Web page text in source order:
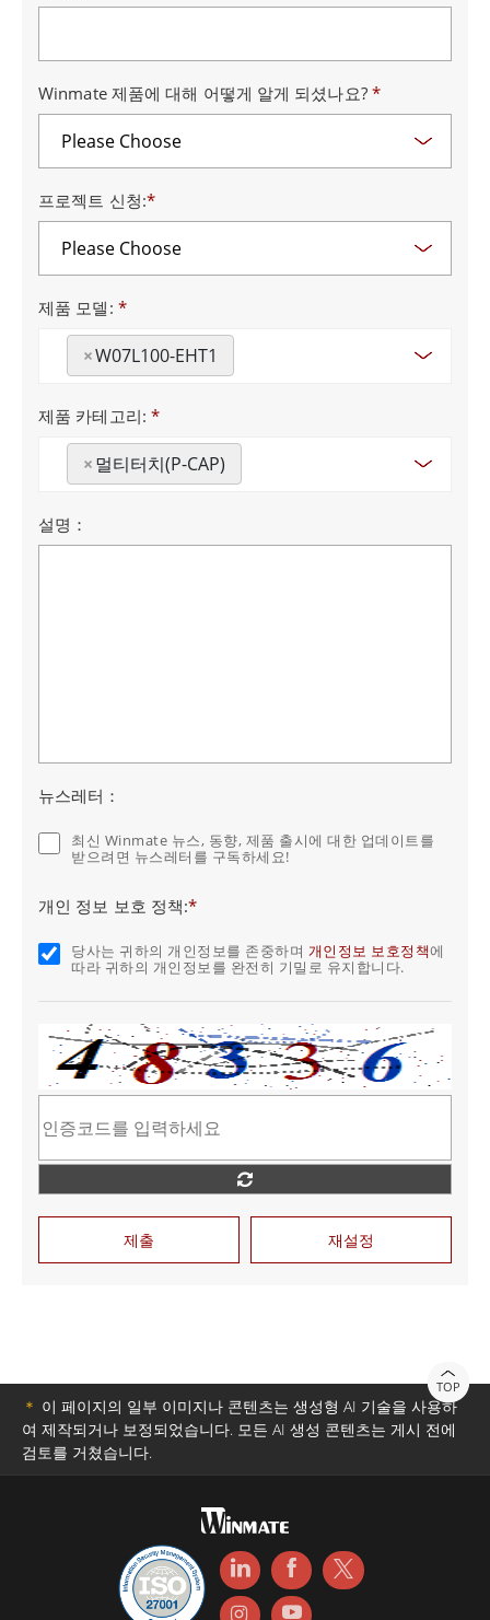
Winmate 제품에 대해 어떻게 알게 되셨나요? *
프로젝트 신청:*
제품 모델: *
×W07L100-EHT1
제품 카테고리: *
×멀티터치(P-CAP)
설명：
뉴스레터：
최신 Winmate 뉴스, 동향, 제품 출시에 대한 업데이트를
받으려면 뉴스레터를 구독하세요!
개인 정보 보호 정책:*
당사는 귀하의 개인정보를 존중하며 개인정보 보호정책에
따라 귀하의 개인정보를 완전히 기밀로 유지합니다.
제출 재설정
TOP
＊ 이 페이지의 일부 이미지나 콘텐츠는 생성형 AI 기술을 사용하
여 제작되거나 보정되었습니다. 모든 AI 생성 콘텐츠는 게시 전에
검토를 거쳤습니다.